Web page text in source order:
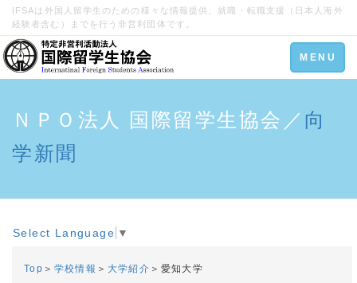
IFSAは外国人留学生のための様々な情報提供、就職・転職支援（日本人海外
経験者含む）までを行う非営利団体です。
Toggle
navigation
MENU
ＮＰＯ法人 国際留学生協会／ 向
学新聞
Select Language ▼
Top ＞ 学校情報 ＞ 大学紹介 ＞愛知大学